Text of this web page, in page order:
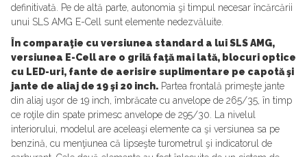
definitivată. Pe de altă parte, autonomia şi timpul necesar încărcării
unui SLS AMG E-Cell sunt elemente nedezvăluite.
În comparaţie cu versiunea standard a lui SLS AMG,
versiunea E-Cell are o grilă faţă mai lată, blocuri optice
cu LED-uri, fante de aerisire suplimentare pe capotă şi
jante de aliaj de 19 şi 20 inch. Partea frontală primeşte jante
din aliaj uşor de 19 inch, îmbrăcate cu anvelope de 265/35, în timp
ce roţile din spate primesc anvelope de 295/30. La nivelul
interiorului, modelul are aceleaşi elemente ca şi versiunea sa pe
benzină, cu menţiunea că lipseşte turometrul şi indicatorul de